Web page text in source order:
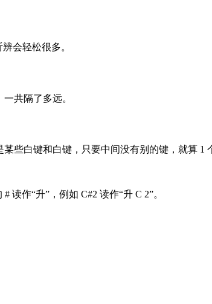
会轻松很多。
共隔了多远。
些白键和白键，只要中间没有别的键，就算 1
读作“升”，例如 C#2 读作“升 C 2”。